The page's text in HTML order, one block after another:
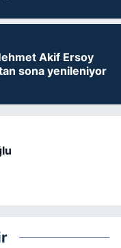
Akif Ersoy
sona yenileniyor